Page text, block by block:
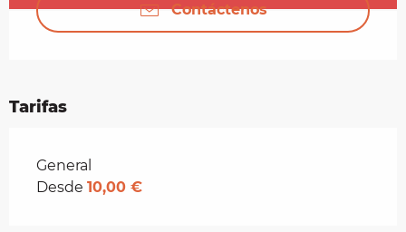
Contáctenos
Tarifas
Tarifas 2026
General
Desde 10,00 €